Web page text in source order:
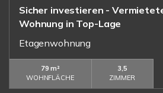
Sicher investieren -
Wohnung in Top-Lage
Etagenwohnung
79 m²
WOHNFLÄCHE
3,5
ZIMMER